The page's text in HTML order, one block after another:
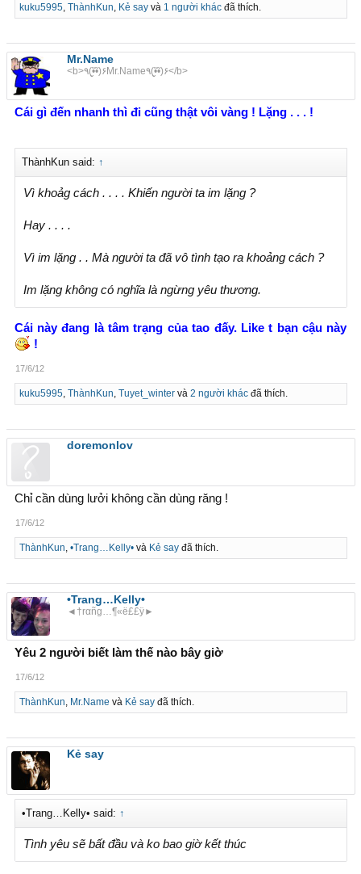
kuku5995, ThànhKun Kẻ sayvà 1 người khácđã thích.
Mr.Name
<b>٩(•̮̮̃•̃)۶Mr.Name٩(•̮̮̃•̃)۶</b>
Cái gì đến nhanh thì đi cũng thật vôi vàng ! Lặng . . . !
ThànhKun said: ↑
Vì khoảg cách . . . . Khiến người ta im lặng ?
Hay . . . .
Vì im lặng . . Mà người ta đã vô tình tạo ra khoảng cách ?
Im lặng không có nghĩa là ngừng yêu thương.
Cái này đang là tâm trạng của tao đấy. Like t bạn cậu này
!
17/6/12
kuku5995, ThànhKun, Tuyet_wintervà 2 người khácđã thích.
doremonlov
Chỉ cần dùng lưởi không cần dùng răng !
17/6/12
ThànhKun, •Trang…Kelly•và Kẻ sayđã thích.
•Trang…Kelly•
◄†rαñg…¶«ë££ÿ►
Yêu 2 người biết làm thế nào bây giờ
17/6/12
ThànhKun, Mr.Name và Kẻ sayđã thích.
Kẻ say
•Trang…Kelly• said: ↑
Tình yêu sẽ bất đầu và ko bao giờ kết thúc